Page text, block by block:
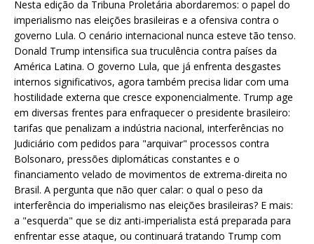
Nesta edição da Tribuna Proletária abordaremos: o papel do
imperialismo nas eleições brasileiras e a ofensiva contra o
governo Lula. O cenário internacional nunca esteve tão tenso.
Donald Trump intensifica sua truculência contra países da
América Latina. O governo Lula, que já enfrenta desgastes
internos significativos, agora também precisa lidar com uma
hostilidade externa que cresce exponencialmente. Trump age
em diversas frentes para enfraquecer o presidente brasileiro:
tarifas que penalizam a indústria nacional, interferências no
Judiciário com pedidos para "arquivar" processos contra
Bolsonaro, pressões diplomáticas constantes e o
financiamento velado de movimentos de extrema-direita no
Brasil. A pergunta que não quer calar: o qual o peso da
interferência do imperialismo nas eleições brasileiras? E mais:
a "esquerda" que se diz anti-imperialista está preparada para
enfrentar esse ataque, ou continuará tratando Trump com